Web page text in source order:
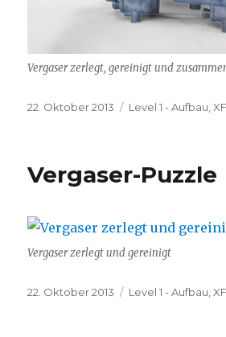
Vergaser zerlegt, gereinigt und
Veröffentlicht
22. Oktober 2013 Kategorien
Level 1 - Aufbau ,
Vergaser-Puzzle
Vergaser zerlegt und gereinigt
Veröffentlicht
22. Oktober 2013 Kategorien
Level 1 - Aufbau ,